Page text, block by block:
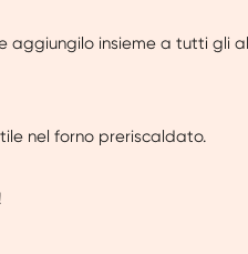
aggiungilo insieme a tutti gli
nel forno preriscaldato.